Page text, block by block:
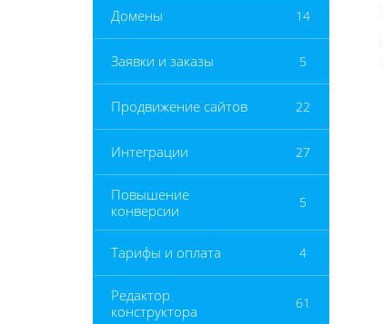
Домены 14
Заявки и заказы 5
Продвижение сайтов 22
Интеграции 27
Повышение
конверсии
5
Тарифы и оплата 4
Редактор
конструктора
61